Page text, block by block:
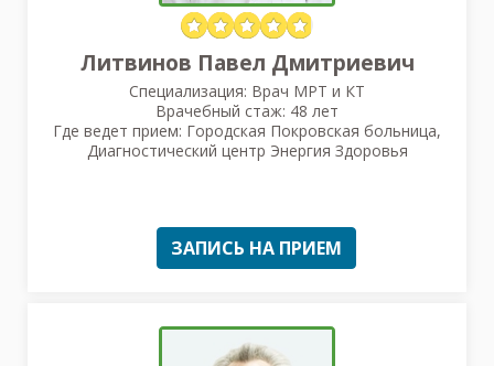
Литвинов Павел Дмитриевич
Специализация: Врач МРТ и КТ
Врачебный стаж: 48 лет
Где ведет прием: Городская Покровская больница,
Диагностический центр Энергия Здоровья
ЗАПИСЬ НА ПРИЕМ